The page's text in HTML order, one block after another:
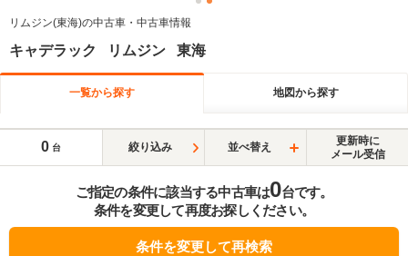
リムジン(東海)の中古車・中古車情報
キャデラック リムジン 東海
一覧から探す 地図から探す
0 台 絞り込み 並べ替え
更新時に
メール受信
ご指定の条件に該当する中古車は0台です。
条件を変更して再度お探しください。
条件を変更して再検索